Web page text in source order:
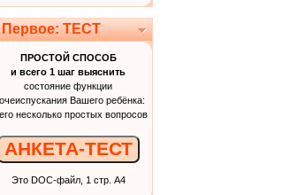
Первое: ТЕСТ
ПРОСТОЙ СПОСОБ
и всего 1 шаг выяснить
состояние функции
Вашего ребёнка:
несколько простых вопросов
АНКЕТА-ТЕСТ
Это DOC-файл, 1 стр. А4